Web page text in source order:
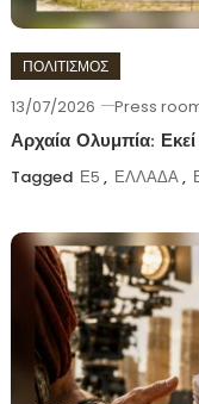
ΠΟΛΙΤΙΣΜΟΣ
13/07/2026 Press
Αρχαία Ολυμπία:
Tagged Ε5 , ΕΛΛΑΔΑ,